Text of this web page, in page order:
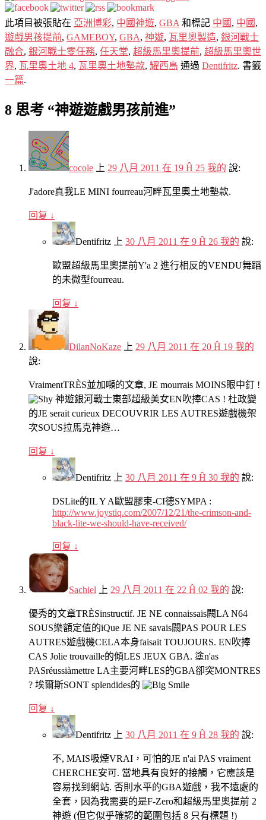
此項目被張貼在 亞洲博彩, 中國神遊, GBA和標記 中國 , 中國 ,
遊戲男孩提前, GAMEBOY, GBA, 神遊, 瓦里奧製造, 銀河戰士
融合, 銀河戰士零任務, 任天堂, 超級馬里奧提前, 超級馬里奧世
界, 瓦里奧土地 4, 瓦里奧土地墊款, 耀西島 通過 Dentifritz. 書籤
一篇.
8 思考 “神遊遊戲男孩前進”
cocole 上 29 八月 2011 在 19 Ĥ 25 我的 說:
J'adore真我LE MINI fourreau河畔瓦里奧土地墊款.
回复 ↓
Dentifritz 上 30 八月 2011 在 9 Ĥ 26 我的 說:
歐盟超級馬里奧提前Y'a 2 進行相反的VENDU舞蹈
的未微型fourreau.
回复 ↓
DilanNoKaze 上 29 八月 2011 在 20 Ĥ 19 我的
說:
VraimentTRÈS並加噸的文章, JE mourrais MOINS眼中釘 !
神遊銀河戰士東部超級美女EN吹捧CAS ! 杜政變
的JE serait curieux DECOUVRIR LES AUTRES遊戲機架
次SOUS拉馬克神遊…
回复 ↓
Dentifritz 上 30 八月 2011 在 9 Ĥ 30 我的 說:
DSLite的IL Y A歐盟膠束-CI德SYMPA :
http://www.joystiq.com/2007/12/21/the-crimson-and-
black-lite-we-should-have-received/
回复 ↓
Sachiel 上 29 八月 2011 在 22 Ĥ 02 我的 說:
優秀的文章TRÈSinstructif. JE NE connaissais闕LA N64
SOUS樂額定值的iQue JE NE savais闕PAS POUR LES
AUTRES遊戲機CELA本身faisait TOUJOURS. EN吹捧
CAS Jolie trouvaille的傾LES JEUX GBA. 塗n'as
PASréussiàmettre LA主要河畔LES的GBA卻突MONTRES
? 埃爾斯SONT splendides的
回复 ↓
Dentifritz 上 30 八月 2011 在 9 Ĥ 28 我的 說:
不, MAIS吸煙VRAI，可怕的JE n'ai PAS vraiment
CHERCHE安可. 當地具有良好的接觸，它應該是
容易找到網站. 否則水平的GBA遊戲，我不遠處的
全套，因為我需要的是F-Zero和超級馬里奧提前 2
神遊 (但它似乎確認的範圍包括 8 只有標題 !)